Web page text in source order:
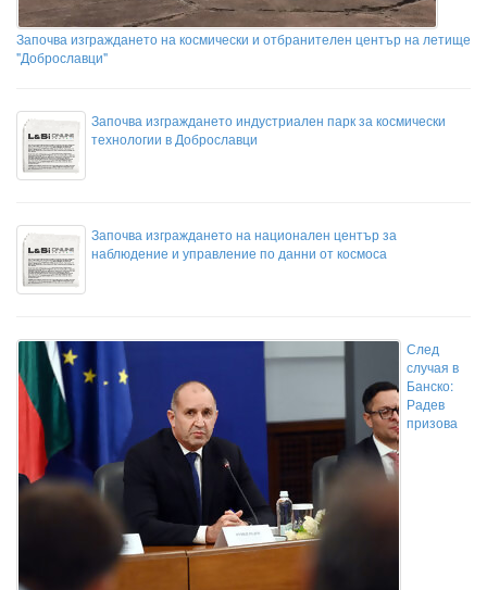
Започва изграждането на космически и отбранителен център на летище
"Доброславци"
Започва изграждането индустриален парк за космически
технологии в Доброславци
Започва изграждането на национален център за
наблюдение и управление по данни от космоса
След
случая в
Банско:
Радев
призова